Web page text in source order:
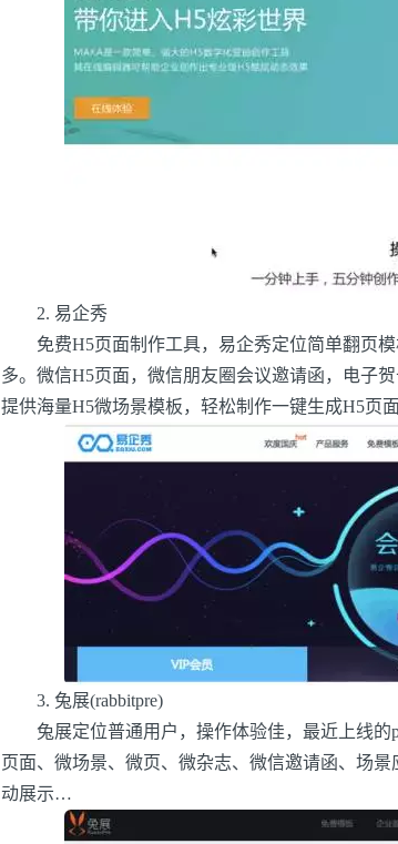
2. 易企秀
免费H5页面制作工具，易企秀定位简单翻页模
多。微信H5页面，微信朋友圈会议邀请函，电子
提供海量H5微场景模板，轻松制作一键生成H5页
3. 兔展(rabbitpre)
兔展定位普通用户，操作体验佳，最近上线的
页面、微场景、微页、微杂志、微信邀请函、场
动展示…